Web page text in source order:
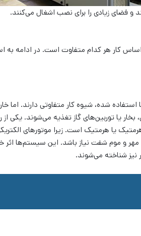
و فضای زیادی را برای نصب اشغال می‌کنند.
کار هر کدام متفاوت است. در ادامه به
شده، شیوه کار متفاوتی دارند. اما
یا توربین‌های گاز تغذیه می‌شوند. یکی
یا هرمتیک است. زیرا موتورهای
و موم شفت نیاز باشد. این سیستم‌ها اثر
نیز شناخته می‌شوند.